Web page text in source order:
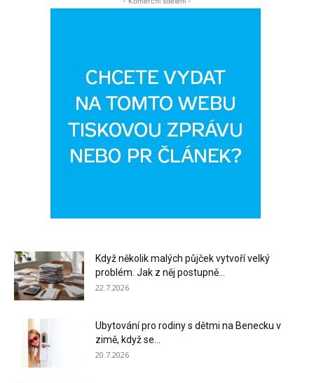
Když několik malých půjček vytvoří velký
problém. Jak z něj postupně...
22.7.2026
Ubytování pro rodiny s dětmi na Benecku v
zimě, když se...
20.7.2026